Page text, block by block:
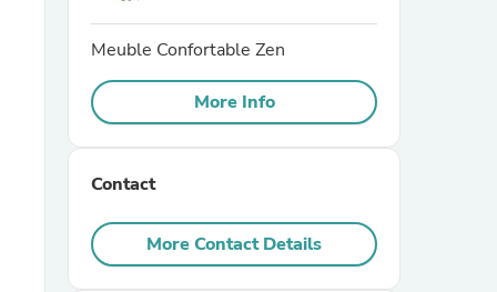
Meuble Confortable Zen
More Info
Contact
More Contact Details